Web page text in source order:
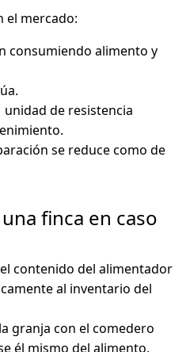
el mercado:
consumiendo alimento y
de resistencia
se reduce como de
finca en caso
contenido del alimentador
al inventario del
granja con el comedero
él mismo del alimento.